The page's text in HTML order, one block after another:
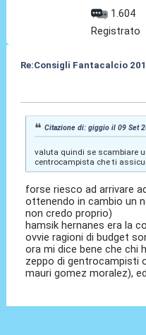
1.604
Registrato
Re:Consigli Fantacalcio
Citazione di: giggio il 09 Set
valuta quindi se scambiare
centrocampista che ti
forse riesco ad arrivare
ottenendo in cambio un
non credo proprio)
hamsik hernanes era la
ovvie ragioni di budget
ora mi dice bene che chi
zeppo di gentrocampisti
mauri gomez moralez),